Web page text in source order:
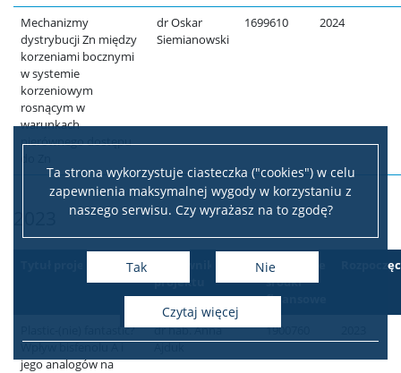
Ta strona wykorzystuje ciasteczka ("cookies") w celu
zapewnienia maksymalnej wygody w korzystaniu z
naszego serwisu. Czy wyrażasz na to zgodę?
Tak Nie
czytaj więcej
Mechanizmy
dystrybucji Zn między
korzeniami bocznymi
w systemie
korzeniowym
rosnącym w
warunkach
nierównego dostępu
dr Oskar
Siemianowski
1699610 2024
projektu
Przyznane
środki
finansowe
Plastic-(nie) fantastic?
Wpływ bisfenolu A i
jego analogów na
dr hab. Anna
Ajduk
1900760